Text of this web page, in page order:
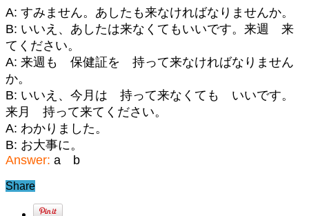
A: すみません。あしたも来なければなりませんか。
B: いいえ、あしたは来なくてもいいです。来週 来
てください。
A: 来週も 保健証を 持って来なければなりません
か。
B: いいえ、今月は 持って来なくても いいです。
来月 持って来てください。
A: わかりました。
B: お大事に。
Answer: a b
Share